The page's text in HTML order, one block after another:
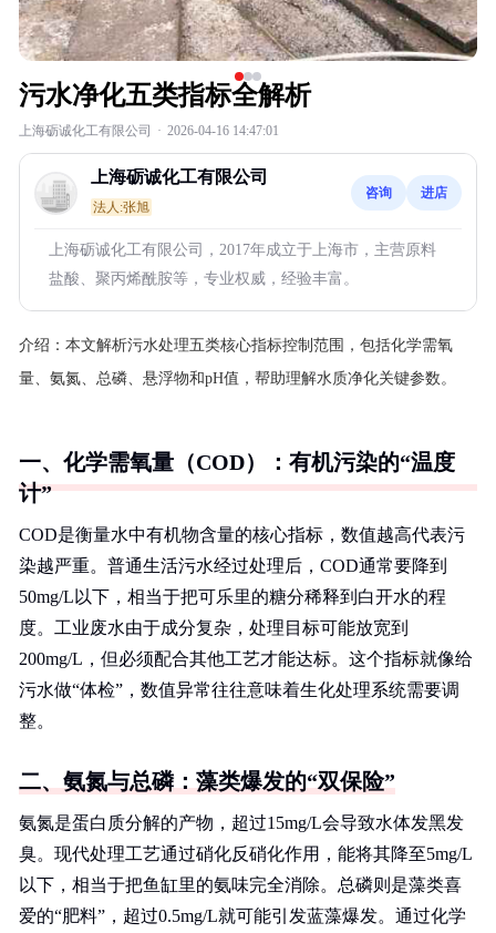
污水净化五类指标全解析
上海砺诚化工有限公司 · 2026-04-16 14:47:01
上海砺诚化工有限公司
法人:张旭
咨询 进店
上海砺诚化工有限公司，2017年成立于上海市，主营原料
盐酸、聚丙烯酰胺等，专业权威，经验丰富。
介绍： 本文解析污水处理五类核心指标控制范围，包括化学需氧
量、氨氮、总磷、悬浮物和pH值，帮助理解水质净化关键参数。
一、化学需氧量（COD）：有机污染的“温度
计”
COD是衡量水中有机物含量的核心指标，数值越高代表污
染越严重。普通生活污水经过处理后，COD通常要降到
50mg/L以下，相当于把可乐里的糖分稀释到白开水的程
度。工业废水由于成分复杂，处理目标可能放宽到
200mg/L，但必须配合其他工艺才能达标。这个指标就像给
污水做“体检”，数值异常往往意味着生化处理系统需要调
整。
二、氨氮与总磷：藻类爆发的“双保险”
氨氮是蛋白质分解的产物，超过15mg/L会导致水体发黑发
臭。现代处理工艺通过硝化反硝化作用，能将其降至5mg/L
以下，相当于把鱼缸里的氨味完全消除。总磷则是藻类喜
爱的“肥料”，超过0.5mg/L就可能引发蓝藻爆发。通过化学